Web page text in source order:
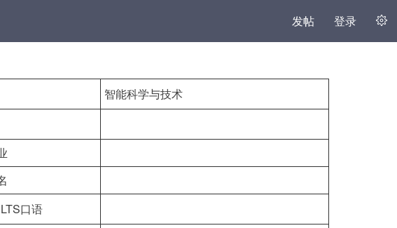
发帖 登录
智能科学与技术
口语